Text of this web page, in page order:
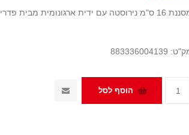
ס"מ נירוסטה עם ידית ארגונומית מבית פדריני
883336004139